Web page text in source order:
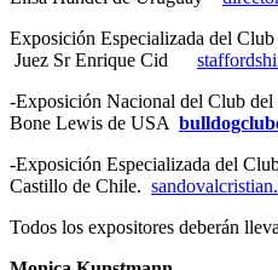
Exposición Especializada del
Juez Sr Enrique Cid
-Exposición Nacional del Club del
Bone Lewis de USA
-Exposición Especializada del
Castillo de Chile.
Todos los expositores deberán